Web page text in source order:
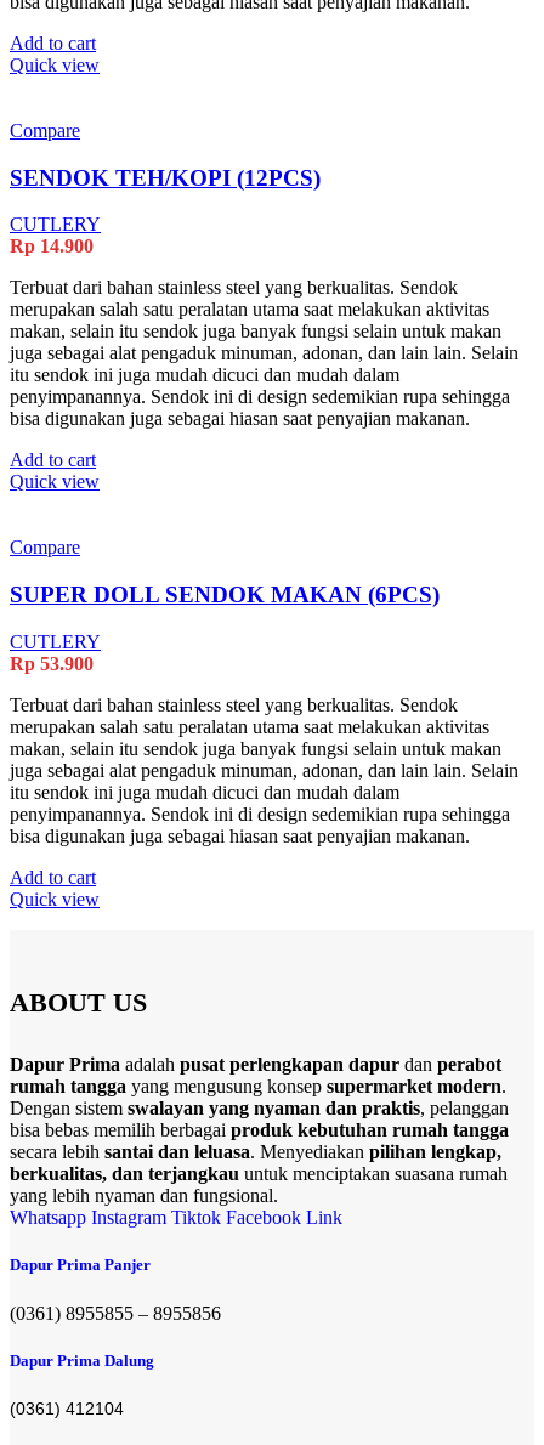
Add to cart
Quick view
Compare
SENDOK TEH/KOPI (12PCS)
CUTLERY
Rp 14.900
Terbuat dari bahan stainless steel yang berkualitas. Sendok
merupakan salah satu peralatan utama saat melakukan aktivitas
makan, selain itu sendok juga banyak fungsi selain untuk makan
juga sebagai alat pengaduk minuman, adonan, dan lain lain. Selain
itu sendok ini juga mudah dicuci dan mudah dalam
penyimpanannya. Sendok ini di design sedemikian rupa sehingga
bisa digunakan juga sebagai hiasan saat penyajian makanan.
Add to cart
Quick view
Compare
SUPER DOLL SENDOK MAKAN (6PCS)
CUTLERY
Rp 53.900
Terbuat dari bahan stainless steel yang berkualitas. Sendok
merupakan salah satu peralatan utama saat melakukan aktivitas
makan, selain itu sendok juga banyak fungsi selain untuk makan
juga sebagai alat pengaduk minuman, adonan, dan lain lain. Selain
itu sendok ini juga mudah dicuci dan mudah dalam
penyimpanannya. Sendok ini di design sedemikian rupa sehingga
bisa digunakan juga sebagai hiasan saat penyajian makanan.
Add to cart
Quick view
ABOUT US
Dapur Prima adalah pusat perlengkapan dapur dan perabot
rumah tangga yang mengusung konsep supermarket modern.
Dengan sistem swalayan yang nyaman dan praktis, pelanggan
bisa bebas memilih berbagai produk kebutuhan rumah tangga
secara lebih santai dan leluasa. Menyediakan pilihan lengkap,
berkualitas, dan terjangkau untuk menciptakan suasana rumah
yang lebih nyaman dan fungsional.
Whatsapp Instagram Tiktok Facebook Link
Dapur Prima Panjer
(0361) 8955855 – 8955856​
Dapur Prima Dalung
(0361) 412104